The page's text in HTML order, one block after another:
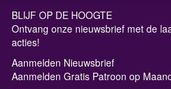
BLIJF OP DE HOOGTE
Ontvang onze nieuwsbrief met de
acties!
Aanmelden Nieuwsbrief
Aanmelden Gratis Patroon op